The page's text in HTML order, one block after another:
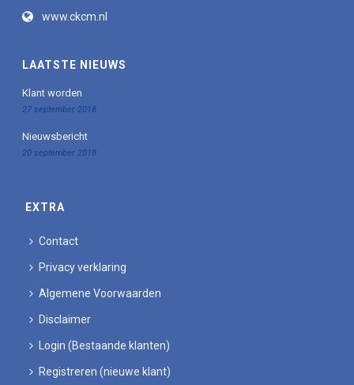
www.ckcm.nl
LAATSTE NIEUWS
Klant worden
27 september 2018
Nieuwsbericht
20 september 2018
EXTRA
Contact
Privacy verklaring
Algemene Voorwaarden
Disclaimer
Login (Bestaande klanten)
Registreren (nieuwe klant)